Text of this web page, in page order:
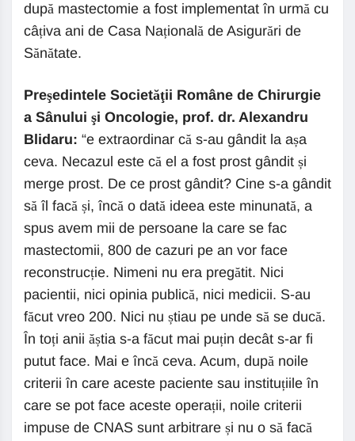
după mastectomie a fost implementat în urmă cu
câțiva ani de Casa Națională de Asigurări de
Sănătate.
Preşedintele Societăţii Române de Chirurgie
a Sânului şi Oncologie, prof. dr. Alexandru
Blidaru: “e extraordinar că s-au gândit la așa
ceva. Necazul este că el a fost prost gândit și
merge prost. De ce prost gândit? Cine s-a gândit
să îl facă și, încă o dată ideea este minunată, a
spus avem mii de persoane la care se fac
mastectomii, 800 de cazuri pe an vor face
reconstrucție. Nimeni nu era pregătit. Nici
pacientii, nici opinia publică, nici medicii. S-au
făcut vreo 200. Nici nu știau pe unde să se ducă.
În toți anii ăștia s-a făcut mai puțin decât s-ar fi
putut face. Mai e încă ceva. Acum, după noile
criterii în care aceste paciente sau instituțiile în
care se pot face aceste operații, noile criterii
impuse de CNAS sunt arbitrare și nu o să facă